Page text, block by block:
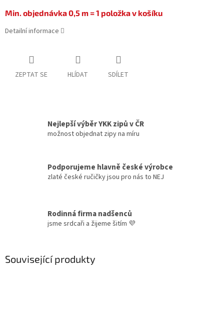
Min. objednávka 0,5 m = 1 položka v košíku
Detailní informace
ZEPTAT SE HLÍDAT SDÍLET
Nejlepší výběr YKK zipů v ČR
možnost objednat zipy na míru
Podporujeme hlavně české výrobce
zlaté české ručičky jsou pro nás to NEJ
Rodinná firma nadšenců
jsme srdcaři a žijeme šitím 💜
Související produkty